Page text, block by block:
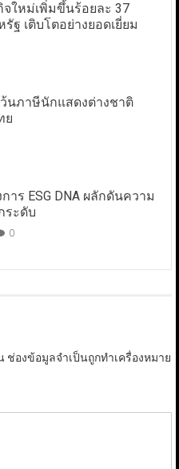
จใหม่เพิ่มขึ้นร้อยละ 37
ฐ เติบโตอย่างยอดเยี่ยม
นภาษีนักแสดงต่างชาติ
ย
าร ESG DNA ผลักดันความ
ระดับ
0
ช่องข้อมูลจำเป็นถูกทำเครื่องหมาย